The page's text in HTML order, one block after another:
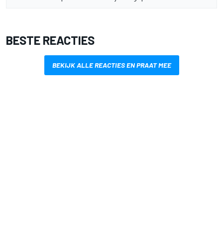
BESTE REACTIES
BEKIJK ALLE REACTIES EN PRAAT MEE